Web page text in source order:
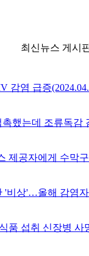
최신뉴스 게시
감염 급증
했는데 조류독감
제공자에게 수막
'비상'…올해 감염자
품 섭취 신장병